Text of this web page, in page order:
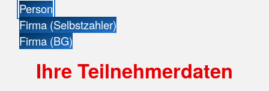
Person
Firma (Selbstzahler)
Firma (BG)
Ihre Teilnehmerdaten